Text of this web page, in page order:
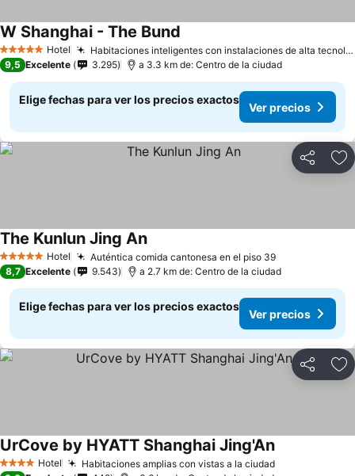
5 Estrellas Hotel Habitaciones inteligentes con instalaciones de alta tecnología
W Shanghai - The Bund
9,5 Excelente 3.295 a 3.3 km de: Centro de la ciudad
Elige fechas para ver los precios exactos
Ver precios
Compartir
5 Estrellas Hotel Auténtica comida cantonesa en el piso 39
The Kunlun Jing An
8,7 Excelente 9.543 a 2.7 km de: Centro de la ciudad
Elige fechas para ver los precios exactos
Ver precios
Compartir
4 EstrellasHotel Habitaciones amplias con vistas a la ciudad
UrCove by HYATT Shanghai Jing'An